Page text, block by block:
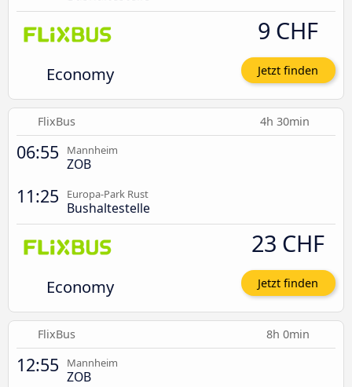
Economy
9 CHF
Jetzt finden
FlixBus 4h 30min
06:55 Mannheim
ZOB
11:25 Europa-Park Rust
Bushaltestelle
Economy
23 CHF
Jetzt finden
FlixBus 8h 0min
12:55 Mannheim
ZOB